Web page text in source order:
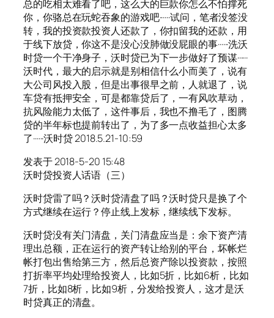
总的吃相太难看了吧，这么大的巨款你怎么不怕撑死
你，你骆总在玩蛇吞象的游戏吧······试问，笔者没签没
转，我的投资款投资人还款了，你扣留我的还款，用
于线下放贷，你这不是没心没肺做没屁眼的事······洗沃
时贷一个干净身子，沃时贷已为下一步做好了预谋······
沃时代，最大的启示就是别相信什么小而美了，说有
大公司风投入股，但是出事很早之前，人就退了，说
车贷有抵押安全，可是都靠贷后了，一有风吹草动，
抗风险能力太低了，这件事后，我也不撸毛了，图腾
贷的半年标也提前转出了，为了多一点收益担心太多
了······沃时贷 2018.5.21-10:59
发表于 2018-5-20 15:48
沃时贷投资人话语（三）
沃时贷雷了吗？沃时贷清盘了吗？沃时贷只是换了个
方式继续在运行？停止线上发标，继续线下发标。
沃时贷没有关门清盘，关门清盘应当是：余下资产清
理出总额，正在运行的资产转让给别的平台，坏帐烂
帐打包出售给第三方，然后总资产除以投资款，按照
打折率平均处理给投资人，比如5折，比如6析，比如
7折，比如8析，比如9析，分发给投资人，这才是沃
时贷真正的清盘。